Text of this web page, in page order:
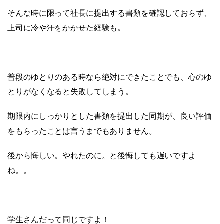
そんな時に限って社長に提出する書類を確認しておらず、
上司に冷や汗をかかせた経験も。
普段のゆとりのある時なら絶対にできたことでも、心のゆ
とりがなくなると失敗してしまう。
期限内にしっかりとした書類を提出した同期が、良い評価
をもらったことは言うまでもありません。
後から悔しい。やれたのに。と後悔しても遅いですよ
ね。。
学生さんだって同じですよ！